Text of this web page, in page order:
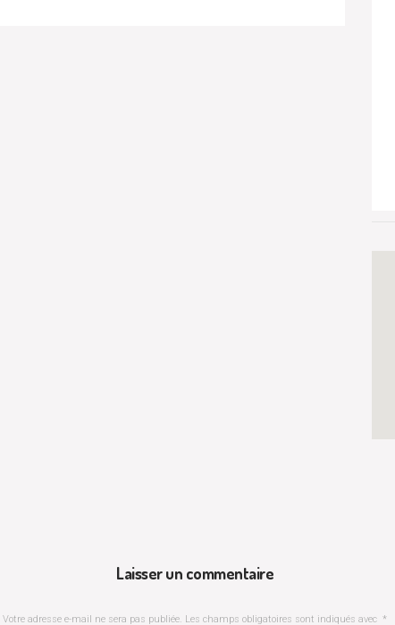
Laisser un commentaire
Votre adresse e-mail ne sera pas publiée. Les champs obligatoires sont indiqués avec *